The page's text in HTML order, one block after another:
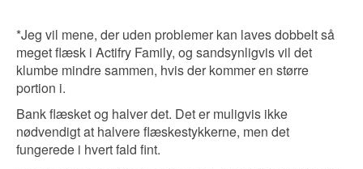
*Jeg vil mene, der uden problemer kan laves dobbelt så
meget flæsk i Actifry Family, og sandsynligvis vil det
klumbe mindre sammen, hvis der kommer en større
portion i.
Bank flæsket og halver det. Det er muligvis ikke
nødvendigt at halvere flæskestykkerne, men det
fungerede i hvert fald fint.